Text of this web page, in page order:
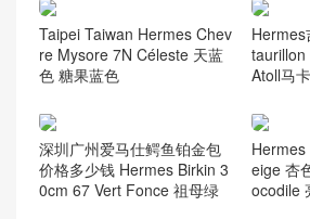
Taipei Taiwan Hermes Chev
re Mysore 7N Céleste 天蓝
色 糖果蓝色
taurillon
Atoll马
深圳广州爱马仕鳄鱼铂金包
价格多少钱 Hermes Birkin 3
0cm 67 Vert Fonce 祖母绿
eige 杏
ocodile